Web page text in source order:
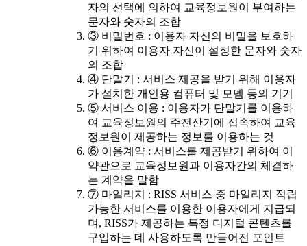
자의 선택에 의하여 교육정보원이 부여하는
문자와 숫자의 조합
③ 비밀번호 : 이용자 자신의 비밀을 보호하
기 위하여 이용자 자신이 설정한 문자와 숫자
의 조합
④ 단말기 : 서비스 제공을 받기 위해 이용자
가 설치한 개인용 컴퓨터 및 모뎀 등의 기기
⑤ 서비스 이용 : 이용자가 단말기를 이용하
여 교육정보원의 주전산기에 접속하여 교육
정보원이 제공하는 정보를 이용하는 것
⑥ 이용계약 : 서비스를 제공받기 위하여 이
약관으로 교육정보원과 이용자간의 체결하
는 계약을 말함
⑦ 마일리지 : RISS 서비스 중 마일리지 적립
가능한 서비스를 이용한 이용자에게 지급되
며, RISS가 제공하는 특정 디지털 콘텐츠를
구입하는 데 사용하도록 만들어진 포인트